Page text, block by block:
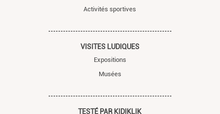
Activités sportives
VISITES LUDIQUES
Expositions
Musées
TESTÉ PAR KIDIKLIK